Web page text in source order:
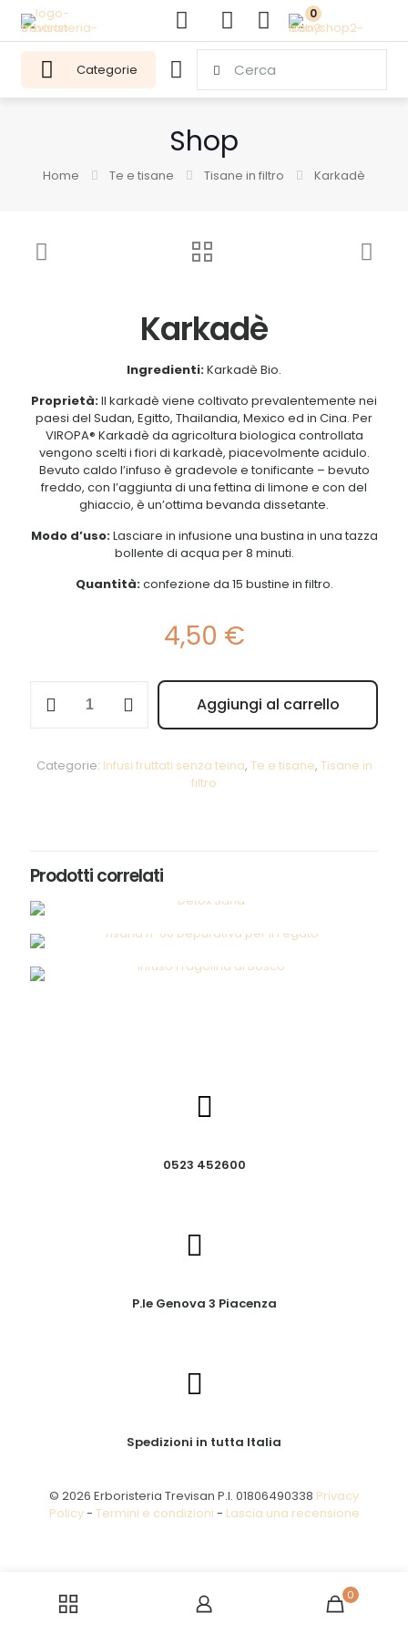
0
Categorie
Shop
Home Te e tisane Tisane in filtro Karkadè
Karkadè
Ingredienti:Karkadè Bio.
Proprietà:Il karkadè viene coltivato prevalentemente nei
paesi del Sudan, Egitto, Thailandia, Mexico ed in Cina. Per
VIROPA® Karkadè da agricoltura biologica controllata
vengono scelti i fiori di karkadè, piacevolmente acidulo.
Bevuto caldo l’infuso è gradevole e tonificante – bevuto
freddo, con l’aggiunta di una fettina di limone e con del
ghiaccio, è un’ottima bevanda dissetante.
Modo d’uso:Lasciare in infusione una bustina in una tazza
bollente di acqua per 8 minuti.
Quantità:confezione da 15 bustine in filtro.
4,50 €
quantità
Aggiungi al carrello
Alternative:
Categorie: Infusi fruttati senza teina, Te e tisane, Tisane in
filtro
Prodotti correlati
0523 452600
P.le Genova 3 Piacenza
Spedizioni in tutta Italia
© 2026 Erboristeria Trevisan P.I. 01806490338 Privacy
Policy- Termini e condizioni - Lascia una recensione
0